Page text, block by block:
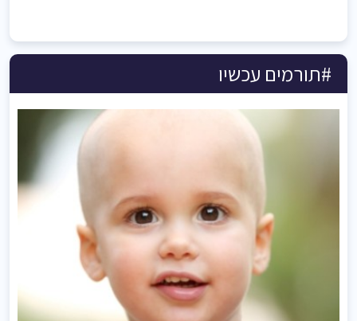
#תורמים עכשיו